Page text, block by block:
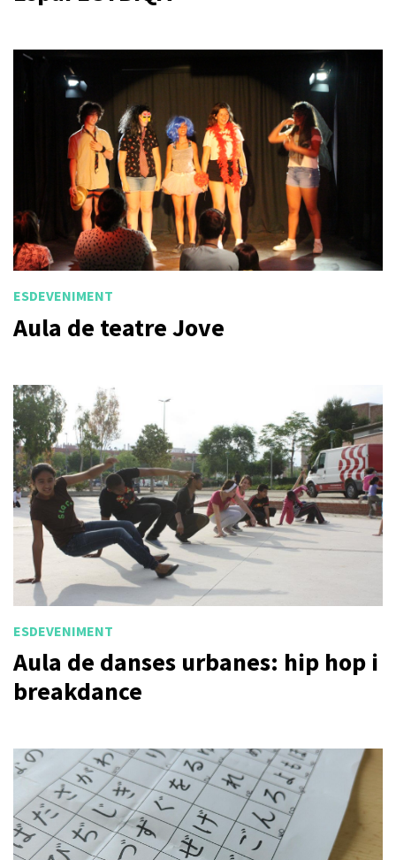
ESDEVENIMENT
Aula de teatre Jove
ESDEVENIMENT
Aula de danses urbanes: hip hop i
breakdance